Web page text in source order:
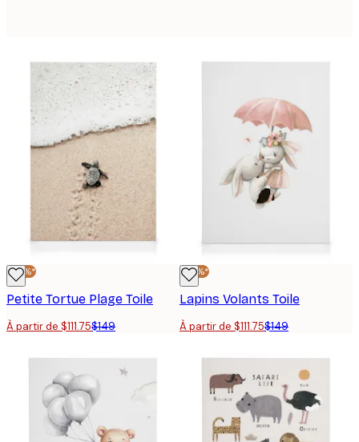
-25%*
Petite Tortue Plage Toile
À partir de $111.75$149
-25%*
Lapins Volants Toile
À partir de $111.75$149